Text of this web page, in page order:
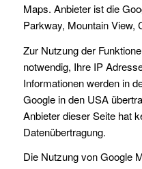
Maps. Anbieter ist die
Parkway, Mountain View,
Zur Nutzung der
notwendig, Ihre IP
Informationen werden in
Google in den USA
Anbieter dieser Seite hat
Datenübertragung.
Die Nutzung von Google